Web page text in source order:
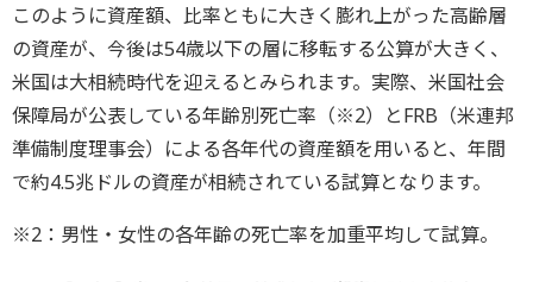
このように資産額、比率ともに大きく膨れ上がった高齢層
の資産が、今後は54歳以下の層に移転する公算が大きく、
米国は大相続時代を迎えるとみられます。実際、米国社会
保障局が公表している年齢別死亡率（※2）とFRB（米連邦
準備制度理事会）による各年代の資産額を用いると、年間
で約4.5兆ドルの資産が相続されている試算となります。
※2：男性・女性の各年齢の死亡率を加重平均して試算。